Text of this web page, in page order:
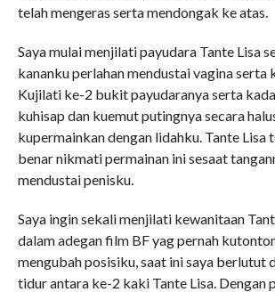
telah mengeras serta mendongak ke atas.
Saya mulai menjilati payudara Tante Lisa
kananku perlahan mendustai vagina serta
Kujilati ke-2 bukit payudaranya serta
kuhisap dan kuemut putingnya secara
kupermainkan dengan lidahku. Tante Lisa
benar nikmati permainan ini sesaat
mendustai penisku.
Saya ingin sekali menjilati kewanitaan
dalam adegan film BF yag pernah
mengubah posisiku, saat ini saya berlutut
tidur antara ke-2 kaki Tante Lisa. Dengan